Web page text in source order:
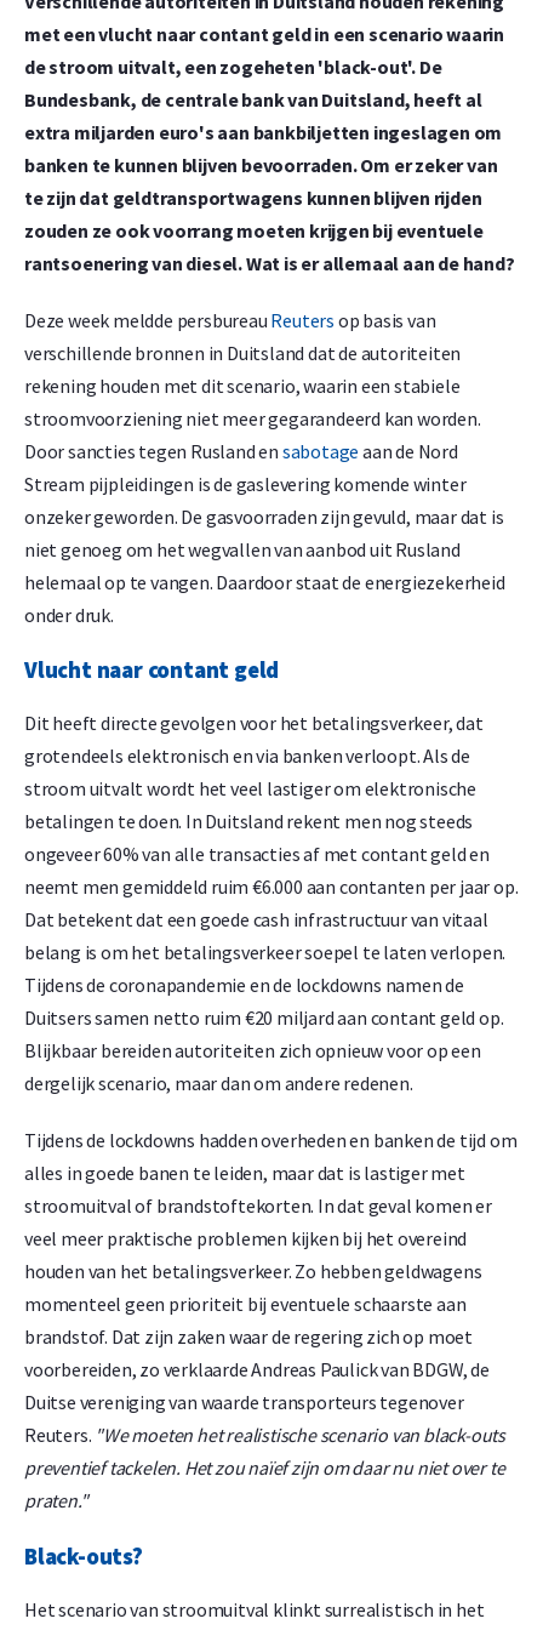
met een vlucht naar contant geld in een scenario waarin
de stroom uitvalt, een zogeheten 'black-out'. De
Bundesbank, de centrale bank van Duitsland, heeft al
extra miljarden euro's aan bankbiljetten ingeslagen om
banken te kunnen blijven bevoorraden. Om er zeker van
te zijn dat geldtransportwagens kunnen blijven rijden
zouden ze ook voorrang moeten krijgen bij eventuele
rantsoenering van diesel. Wat is er allemaal aan de hand?
Deze week meldde persbureau Reuters op basis van
verschillende bronnen in Duitsland dat de autoriteiten
rekening houden met dit scenario, waarin een stabiele
stroomvoorziening niet meer gegarandeerd kan worden.
Door sancties tegen Rusland en sabotage aan de Nord
Stream pijpleidingen is de gaslevering komende winter
onzeker geworden. De gasvoorraden zijn gevuld, maar dat is
niet genoeg om het wegvallen van aanbod uit Rusland
helemaal op te vangen. Daardoor staat de energiezekerheid
onder druk.
Vlucht naar contant geld
Dit heeft directe gevolgen voor het betalingsverkeer, dat
grotendeels elektronisch en via banken verloopt. Als de
stroom uitvalt wordt het veel lastiger om elektronische
betalingen te doen. In Duitsland rekent men nog steeds
ongeveer 60% van alle transacties af met contant geld en
neemt men gemiddeld ruim €6.000 aan contanten per jaar op.
Dat betekent dat een goede cash infrastructuur van vitaal
belang is om het betalingsverkeer soepel te laten verlopen.
Tijdens de coronapandemie en de lockdowns namen de
Duitsers samen netto ruim €20 miljard aan contant geld op.
Blijkbaar bereiden autoriteiten zich opnieuw voor op een
dergelijk scenario, maar dan om andere redenen.
Tijdens de lockdowns hadden overheden en banken de tijd om
alles in goede banen te leiden, maar dat is lastiger met
stroomuitval of brandstoftekorten. In dat geval komen er
veel meer praktische problemen kijken bij het overeind
houden van het betalingsverkeer. Zo hebben geldwagens
momenteel geen prioriteit bij eventuele schaarste aan
brandstof. Dat zijn zaken waar de regering zich op moet
voorbereiden, zo verklaarde Andreas Paulick van BDGW, de
Duitse vereniging van waarde transporteurs tegenover
Reuters. "We moeten het realistische scenario van black-outs
preventief tackelen. Het zou naïef zijn om daar nu niet over te
praten."
Black-outs?
Het scenario van stroomuitval klinkt surrealistisch in het